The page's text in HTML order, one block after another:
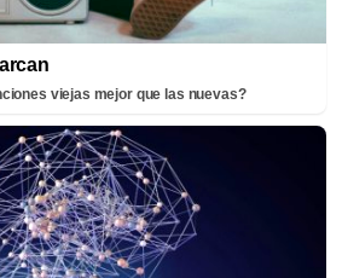
viejas mejor que las nuevas?